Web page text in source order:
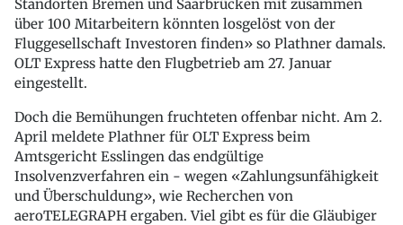
Standorten Bremen und Saarbrücken mit zusammen
über 100 Mitarbeitern könnten losgelöst von der
Fluggesellschaft Investoren finden» so Plathner damals.
OLT Express hatte den Flugbetrieb am 27. Januar
eingestellt.
Doch die Bemühungen fruchteten offenbar nicht. Am 2.
April meldete Plathner für OLT Express beim
Amtsgericht Esslingen das endgültige
Insolvenzverfahren ein - wegen «Zahlungsunfähigkeit
und Überschuldung», wie Recherchen von
aeroTELEGRAPH ergaben. Viel gibt es für die Gläubiger